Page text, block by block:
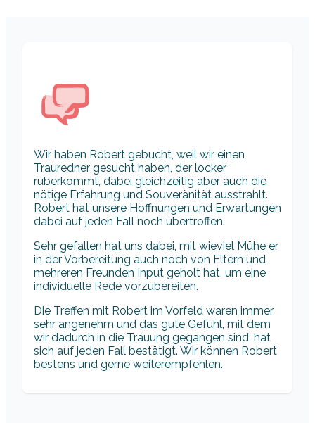
Wir haben Robert gebucht, weil wir einen
Trauredner gesucht haben, der locker
rüberkommt, dabei gleichzeitig aber auch die
nötige Erfahrung und Souveränität ausstrahlt.
Robert hat unsere Hoffnungen und Erwartungen
dabei auf jeden Fall noch übertroffen.
Sehr gefallen hat uns dabei, mit wieviel Mühe er
in der Vorbereitung auch noch von Eltern und
mehreren Freunden Input geholt hat, um eine
individuelle Rede vorzubereiten.
Die Treffen mit Robert im Vorfeld waren immer
sehr angenehm und das gute Gefühl, mit dem
wir dadurch in die Trauung gegangen sind, hat
sich auf jeden Fall bestätigt. Wir können Robert
bestens und gerne weiterempfehlen.